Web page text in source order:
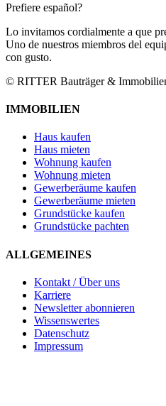
Prefiere español?
Lo invitamos cordialmente a que
Uno de nuestros miembros del
con gusto.
© RITTER Bauträger &
IMMOBILIEN
Haus kaufen
Haus mieten
Wohnung kaufen
Wohnung mieten
Gewerberäume kaufen
Gewerberäume mieten
Grundstücke kaufen
Grundstücke pachten
ALLGEMEINES
Kontakt / Über uns
Karriere
Newsletter abonnieren
Wissenswertes
Datenschutz
Impressum